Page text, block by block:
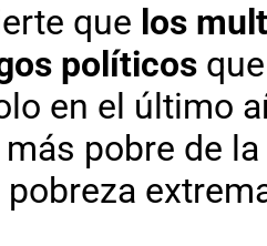
que los
políticos
en el último
pobre de